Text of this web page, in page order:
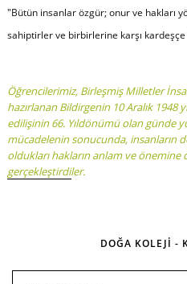
"Bütün insanlar özgür; onur ve hakları
sahiptirler ve birbirlerine karşı kardeşçe
Öğrencilerimiz, Birleşmiş Milletler
hazırlanan Bildirgenin 10 Aralık 1948
edilişinin 66. Yıldönümü olan günde
mücadelenin sonucunda, insanların
oldukları hakların anlam ve önemine
gerçekleştirdiler.
DOĞA KOLEJİ -